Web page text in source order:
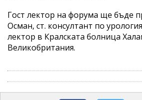
Гост лектор на форума ще бъде
Осман, ст. консултант по
лектор в Кралската болница
Великобритания.